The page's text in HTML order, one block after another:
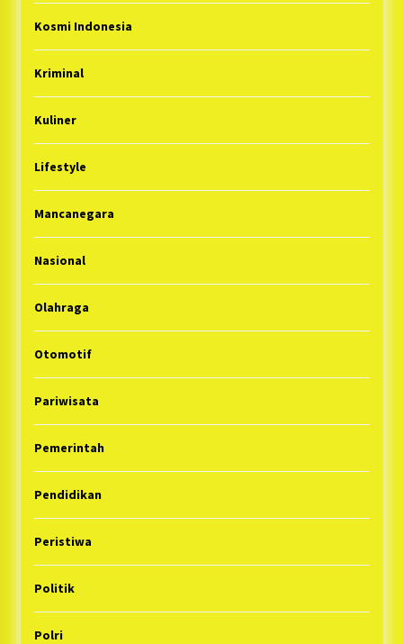
Kosmi Indonesia
Kriminal
Kuliner
Lifestyle
Mancanegara
Nasional
Olahraga
Otomotif
Pariwisata
Pemerintah
Pendidikan
Peristiwa
Politik
Polri